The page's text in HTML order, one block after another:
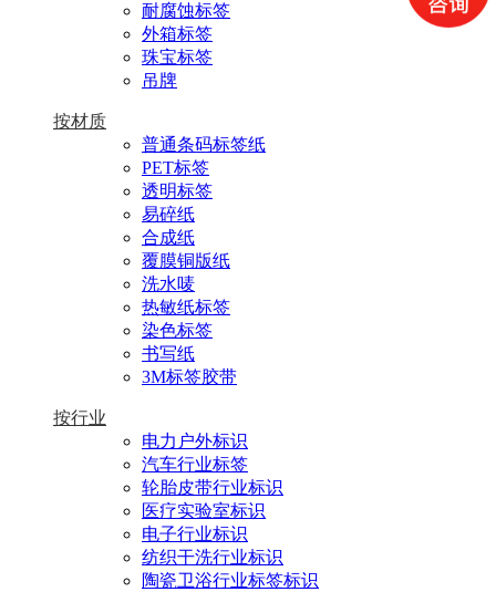
耐腐蚀标签
外箱标签
珠宝标签
吊牌
按材质
普通条码标签纸
PET标签
透明标签
易碎纸
合成纸
覆膜铜版纸
洗水唛
热敏纸标签
染色标签
书写纸
3M标签胶带
按行业
电力户外标识
汽车行业标签
轮胎皮带行业标识
医疗实验室标识
电子行业标识
纺织干洗行业标识
陶瓷卫浴行业标签标识